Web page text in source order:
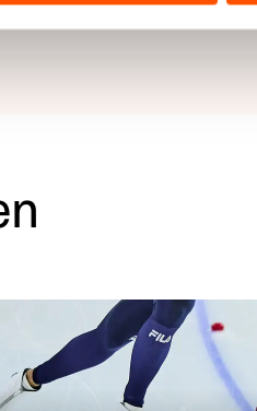
Door op ‘Toestaan’ te
uitslagen zijn te vinden